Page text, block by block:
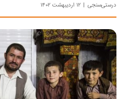
درستی‌سنجی ۱۲ اردیبهشت ۱۴۰۲